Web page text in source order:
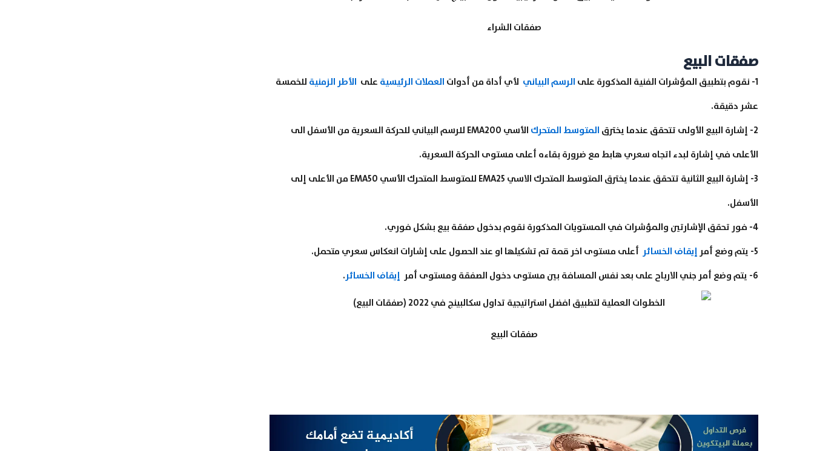
صفقات الشراء
صفقات البيع
1- نقوم بتطبيق المؤشرات الفنية المذكورة على الرسم البياني لأي أداة من أدوات العملات الرئيسية على الأطر الزمنية للخمسة
عشر دقيقة.
2- إشارة البيع الأولى تتحقق عندما يخترق
المتوسط المتحرك
الأسي EMA200 للرسم البياني للحركة السعرية من الأسفل الى
الأعلى في إشارة لبدء اتجاه سعري هابط مع ضرورة بقاءه أعلى مستوى الحركة السعرية.
3- إشارة البيع الثانية تتحقق عندما يخترق المتوسط المتحرك الاسي EMA25 للمتوسط المتحرك الأسي EMA50 من الأعلى إلى
الأسفل.
4- فور تحقق الإشارتين والمؤشرات في المستويات المذكورة نقوم بدخول صفقة بيع بشكل فوري.
5- يتم وضع أمر
إيقاف الخسائر أعلى مستوى اخر قمة تم تشكيلها او عند الحصول على إشارات انعكاس سعري متحمل.
6- يتم وضع أمر جني الارباح على بعد نفس المسافة بين مستوى دخول الصفقة ومستوى أمر
إيقاف الخسائر .
صفقات البيع